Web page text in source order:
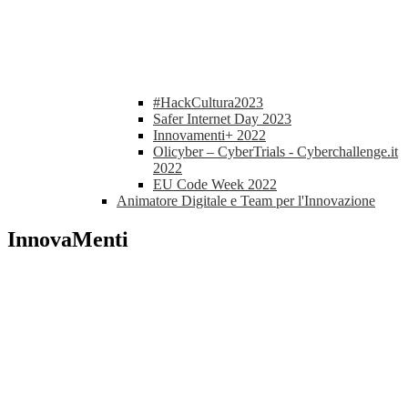
#HackCultura2023
Safer Internet Day 2023
Innovamenti+ 2022
Olicyber – CyberTrials - Cyberchallenge.it
2022
EU Code Week 2022
Animatore Digitale e Team per l'Innovazione
InnovaMenti